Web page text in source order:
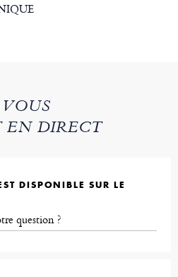
EN DIRECT
DISPONIBLE SUR LE
question ?